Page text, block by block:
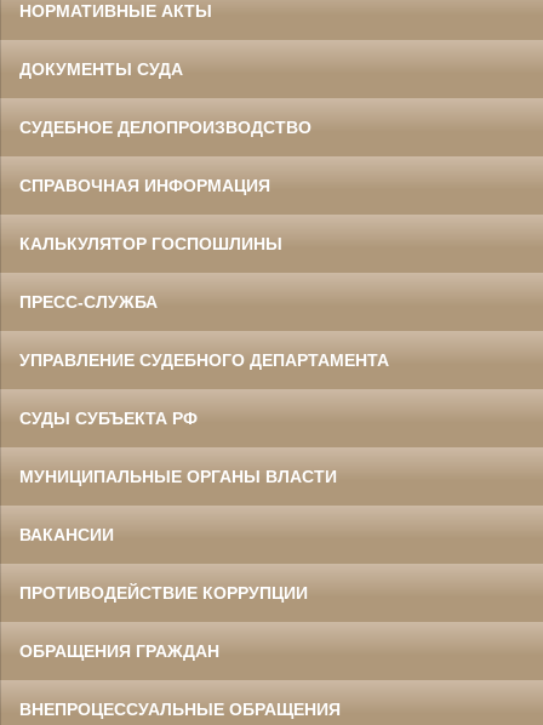
НОРМАТИВНЫЕ АКТЫ
ДОКУМЕНТЫ СУДА
СУДЕБНОЕ ДЕЛОПРОИЗВОДСТВО
СПРАВОЧНАЯ ИНФОРМАЦИЯ
КАЛЬКУЛЯТОР ГОСПОШЛИНЫ
ПРЕСС-СЛУЖБА
УПРАВЛЕНИЕ СУДЕБНОГО ДЕПАРТАМЕНТА
СУДЫ СУБЪЕКТА РФ
МУНИЦИПАЛЬНЫЕ ОРГАНЫ ВЛАСТИ
ВАКАНСИИ
ПРОТИВОДЕЙСТВИЕ КОРРУПЦИИ
ОБРАЩЕНИЯ ГРАЖДАН
ВНЕПРОЦЕССУАЛЬНЫЕ ОБРАЩЕНИЯ